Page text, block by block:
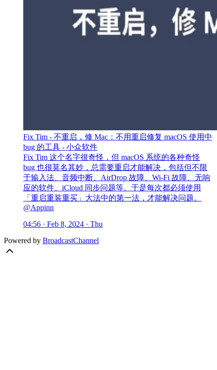
Fix Tim - 不重启，修 Mac：不用重启修复 macOS 使用中
bug 的工具 - 小众软件
Fix Tim 这个名字很奇怪，但 macOS 系统的各种奇怪
bug 也很莫名其妙，总需要重启才能解决，包括但不限
于输入法、音频中断、AirDrop 故障、Wi-Fi 故障、无响
应的软件、iCloud 同步问题等。于是每次都必须使用
「重启重装重买」大法中的第一法，才能解决问题。
@Appinn
04:56 · Feb 8, 2024 · Thu
Powered by BroadcastChannel